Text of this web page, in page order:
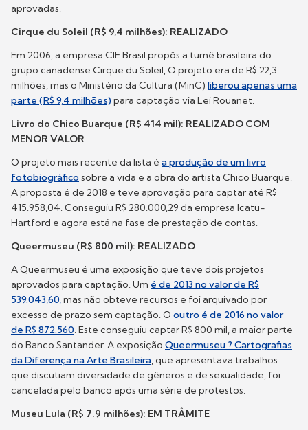
aprovadas.
Cirque du Soleil (R$ 9,4 milhões): REALIZADO
Em 2006, a empresa CIE Brasil propôs a turnê brasileira do
grupo canadense Cirque du Soleil, O projeto era de R$ 22,3
milhões, mas o Ministério da Cultura (MinC) liberou apenas uma
parte (R$ 9,4 milhões) para captação via Lei Rouanet.
Livro do Chico Buarque (R$ 414 mil): REALIZADO COM
MENOR VALOR
O projeto mais recente da lista é a produção de um livro
fotobiográfico sobre a vida e a obra do artista Chico Buarque.
A proposta é de 2018 e teve aprovação para captar até R$
415.958,04. Conseguiu R$ 280.000,29 da empresa Icatu-
Hartford e agora está na fase de prestação de contas.
Queermuseu (R$ 800 mil): REALIZADO
A Queermuseu é uma exposição que teve dois projetos
aprovados para captação. Um é de 2013 no valor de R$
539.043,60, mas não obteve recursos e foi arquivado por
excesso de prazo sem captação. O outro é de 2016 no valor
de R$ 872.560 . Este conseguiu captar R$ 800 mil, a maior parte
do Banco Santander. A exposição Queermuseu ? Cartografias
da Diferença na Arte Brasileira , que apresentava trabalhos
que discutiam diversidade de gêneros e de sexualidade, foi
cancelada pelo banco após uma série de protestos.
Museu Lula (R$ 7.9 milhões): EM TRÂMITE